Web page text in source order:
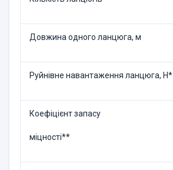
Довжина одного ланцюга, м
Руйнівне навантаження ланцюга, Н*
Коефіцієнт запасу
міцності**